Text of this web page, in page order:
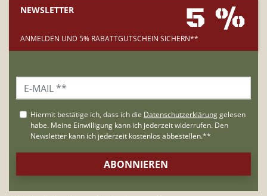
NEWSLETTER 5 %
ANMELDEN UND 5% RABATTGUTSCHEIN SICHERN**